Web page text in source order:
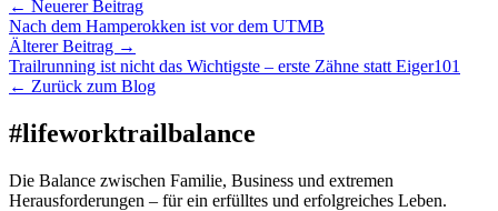
← Neuerer Beitrag
Nach dem Hamperokken ist vor dem UTMB
Älterer Beitrag →
Trailrunning ist nicht das Wichtigste – erste Zähne statt Eiger101
← Zurück zum Blog
#lifeworktrailbalance
Die Balance zwischen Familie, Business und extremen
Herausforderungen – für ein erfülltes und erfolgreiches Leben.